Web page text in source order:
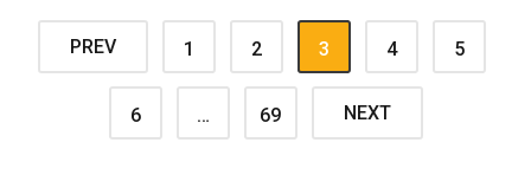
PREV 1 2 3 4 5
6 … 69 NEXT